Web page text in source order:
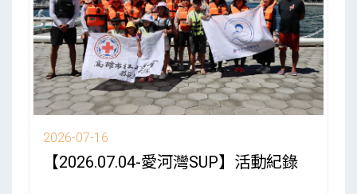
2026-07-16
【2026.07.04-愛河灣SUP】活動紀錄